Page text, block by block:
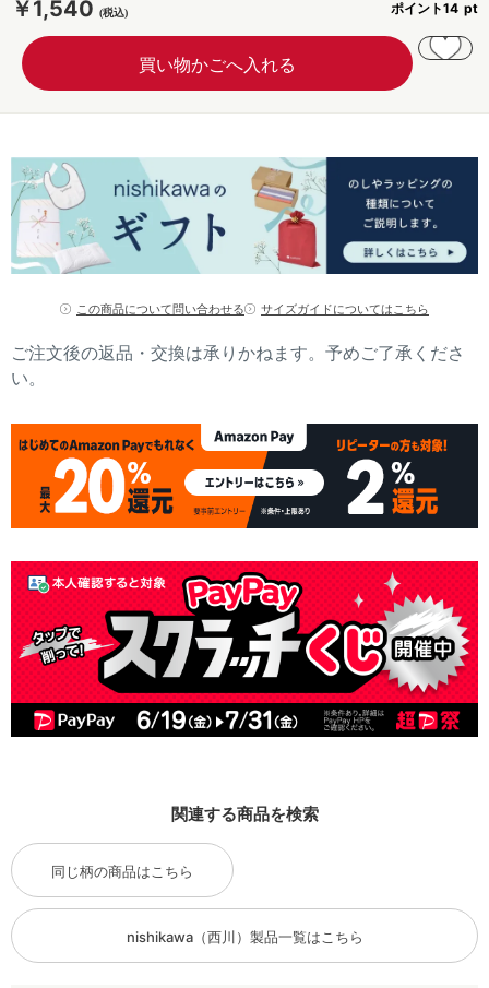
￥1,540 ポイント14
この商品について問い合わせる サイズガイドについてはこちら
ご注文後の返品・交換は承りかねます。予めご了承くださ
い。
関連する商品を検索
同じ柄の商品はこちら
nishikawa（西川）製品一覧はこちら